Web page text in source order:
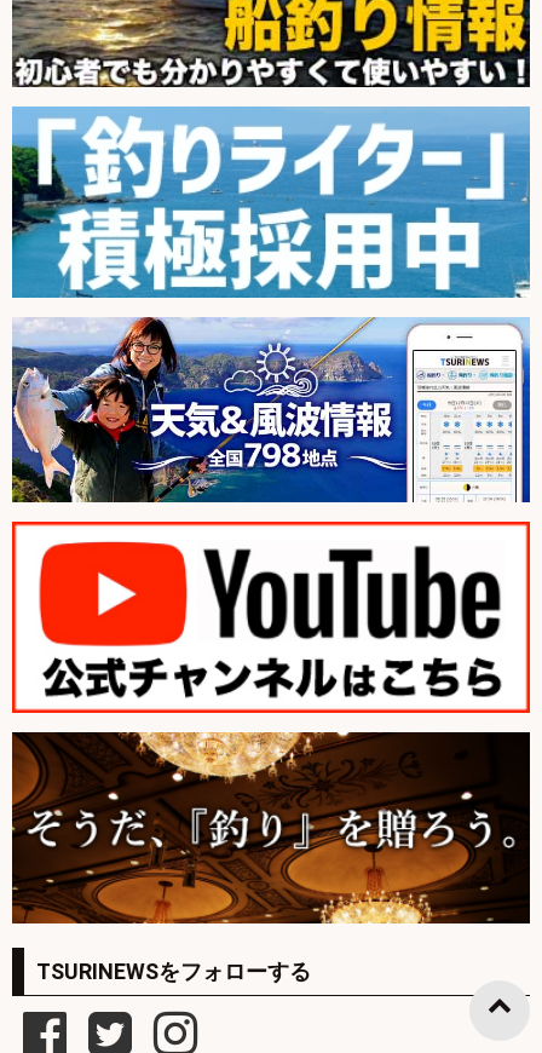
TSURINEWSをフォローする